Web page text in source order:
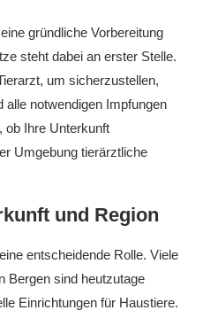
gründliche Vorbereitung
steht dabei an erster Stelle.
um sicherzustellen,
notwendigen Impfungen
ob Ihre Unterkunft
Umgebung tierärztliche
und Region
entscheidende Rolle. Viele
Bergen sind heutzutage
Einrichtungen für Haustiere.